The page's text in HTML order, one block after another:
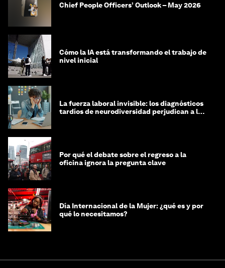
Chief People Officers’ Outlook – May 2026
Cómo la IA está transformando el trabajo de
nivel inicial
La fuerza laboral invisible: los diagnósticos
tardíos de neurodiversidad perjudican a las
Por qué el debate sobre el regreso a la
oficina ignora la pregunta clave
Día Internacional de la Mujer: ¿qué es y por
qué lo necesitamos?